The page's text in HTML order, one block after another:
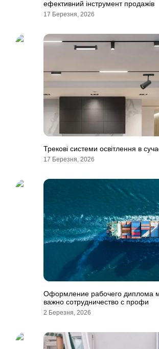
ефективний інструмент продажів
17 Березня, 2026
Трекові системи освітлення в
17 Березня, 2026
Оформление рабочего диплома
важно сотрудничество с профи
2 Березня, 2026